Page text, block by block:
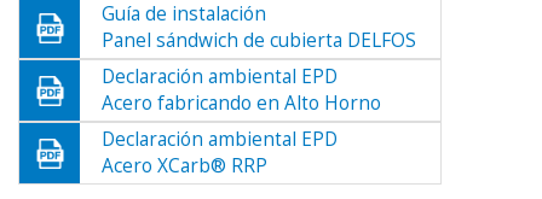
Guía de instalación
Panel sándwich de cubierta DELFOS
Declaración ambiental EPD
Acero fabricando en Alto Horno
Declaración ambiental EPD
Acero XCarb® RRP